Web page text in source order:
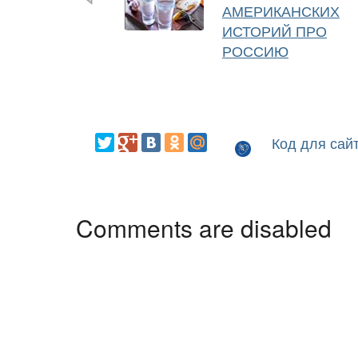
АМЕРИКАНСКИХ
ИСТОРИЙ ПРО
РОССИЮ
Код для
Comments are disabled